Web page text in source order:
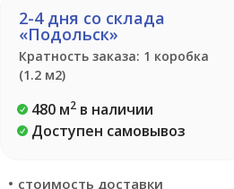
2-4 дня со склада
«Подольск»
Кратность заказа: 1 коробка
(1.2 м2)
480 м2в наличии
Доступен самовывоз
стоимость доставки